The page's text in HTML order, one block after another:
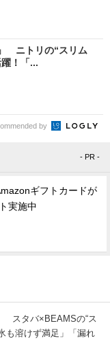
ニトリの“スリム
！「...
by
- PR -
ギフトカードが
実施中
スタバ×BEAMSの“ス
も溶けず満足」「漏れ